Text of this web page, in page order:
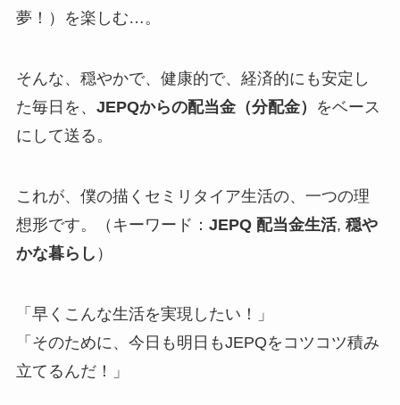
夢！）を楽しむ…。
そんな、穏やかで、健康的で、経済的にも安定し
た毎日を、 JEPQからの配当金（分配金）
をベース
にして送る。
これが、僕の描くセミリタイア生活の、一つの理
想形です。（キーワード： JEPQ 配当金生活, 穏や
かな暮らし ）
「早くこんな生活を実現したい！」
「そのために、今日も明日もJEPQをコツコツ積み
立てるんだ！」